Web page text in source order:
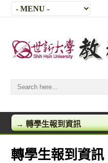
轉學生報到資訊